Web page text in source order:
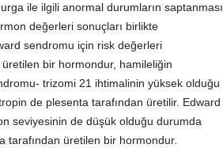
ile ilgili anormal durumların saptanması
değerleri sonuçları birlikte
sendromu için risk değerleri
bir hormondur, hamileliğin
trizomi 21 ihtimalinin yüksek olduğu
de plesenta tarafından üretilir. Edward
seviyesinin de düşük olduğu durumda
tarafından üretilen bir hormondur.